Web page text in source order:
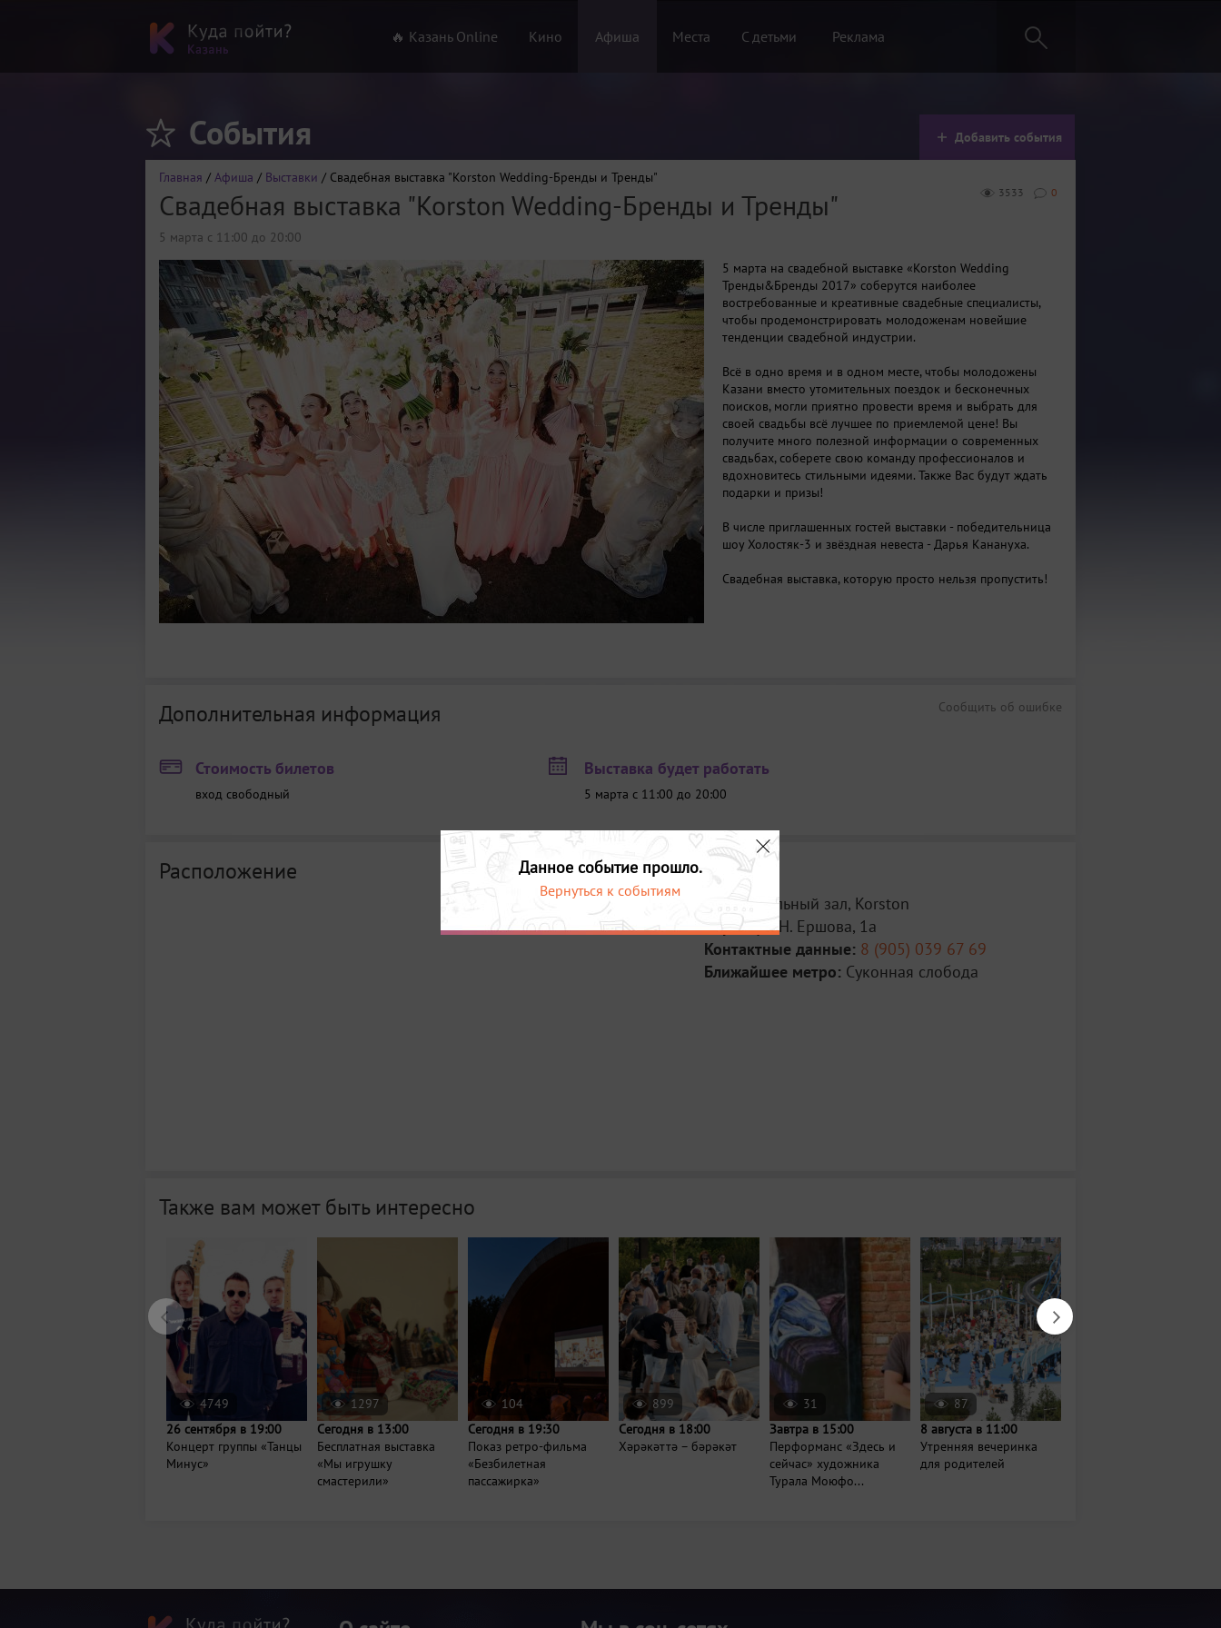
🔥 Казань Online Кино Афиша Места С детьми Реклама
События Добавить события
Главная / Афиша / Выставки / Свадебная выставка "Korston Wedding-Бренды и Тренды"
0
3533
Свадебная выставка "Korston Wedding-Бренды и Тренды"
5 марта с 11:00 до 20:00
5 марта на свадебной выставке «Korston Wedding
Тренды&Бренды 2017» соберутся наиболее
востребованные и креативные свадебные специалисты,
чтобы продемонстрировать молодоженам новейшие
тенденции свадебной индустрии.
Всё в одно время и в одном месте, чтобы молодожены
Казани вместо утомительных поездок и бесконечных
поисков, могли приятно провести время и выбрать для
своей свадьбы всё лучшее по приемлемой цене! Вы
получите много полезной информации о современных
свадьбах, соберете свою команду профессионалов и
вдохновитесь стильными идеями. Также Вас будут ждать
подарки и призы!
В числе приглашенных гостей выставки - победительница
шоу Холостяк-3 и звёздная невеста - Дарья Канануха.
Свадебная выставка, которую просто нельзя пропустить!
Сообщить об ошибке
Дополнительная информация
Стоимость билетов
вход свободный
Выставка будет работать
5 марта с 11:00 до 20:00
Расположение
Место:
Бальный зал, Korston
Адрес:ул. Н. Ершова, 1а
Контактные данные: 8 (905) 039 67 69
Ближайшее метро: Суконная слобода
Также вам может быть интересно
4749
26 сентября в 19:00
Концерт группы «Танцы
Минус»
1297
Сегодня в 13:00
Бесплатная выставка
«Мы игрушку
смастерили»
104
Сегодня в 19:30
Показ ретро-фильма
«Безбилетная
пассажирка»
899
Сегодня в 18:00
Хәрәкәттә – бәрәкәт
31
Завтра в 15:00
Перформанс «Здесь и
сейчас» художника
Турала Моюфо...
87
8 августа в 11:00
Утренняя вечеринка
для родителей
Данное событие прошло.
Вернуться к событиям